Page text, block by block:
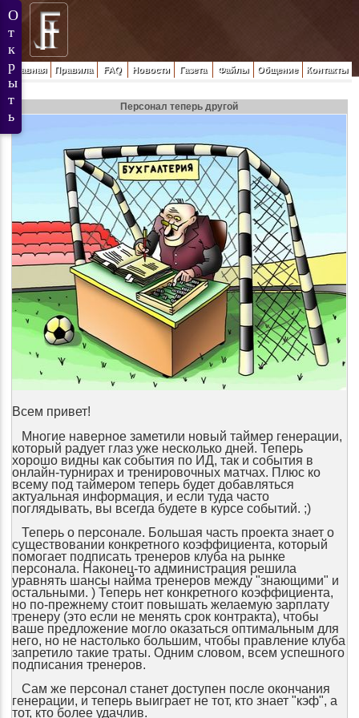
Главная Правила FAQ Новости Газета Файлы Общение Контакты
Персонал теперь другой
Всем привет!
Многие наверное заметили новый таймер генерации,
который радует глаз уже несколько дней. Теперь
хорошо видны как события по ИД, так и события в
онлайн-турнирах и тренировочных матчах. Плюс ко
всему под таймером теперь будет добавляться
актуальная информация, и если туда часто
поглядывать, вы всегда будете в курсе событий. ;)
Теперь о персонале. Большая часть проекта знает о
существовании конкретного коэффициента, который
помогает подписать тренеров клуба на рынке
персонала. Наконец-то администрация решила
уравнять шансы найма тренеров между "знающими" и
остальными. ) Теперь нет конкретного коэффициента,
но по-прежнему стоит повышать желаемую зарплату
тренеру (это если не менять срок контракта), чтобы
ваше предложение могло оказаться оптимальным для
него, но не настолько большим, чтобы правление клуба
запретило такие траты. Одним словом, всем успешного
подписания тренеров.
Сам же персонал станет доступен после окончания
генерации, и теперь выиграет не тот, кто знает "кэф", а
тот, кто более удачлив.